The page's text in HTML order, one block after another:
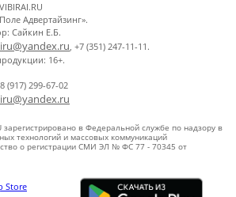
Адвертайзинг».
Сайкин Е.Б.
, +7 (351) 247-11-11.
16+.
(917) 299-67-02
зарегистрировано в Федеральной службе по надзору в
технологий и массовых коммуникаций
о регистрации СМИ ЭЛ № ФС 77 - 70345 от